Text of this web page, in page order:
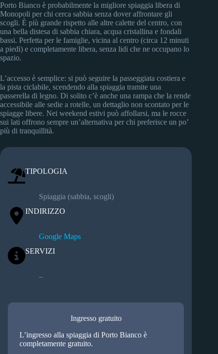
Porto Bianco è probabilmente la migliore spiaggia libera di
Monopoli per chi cerca sabbia senza dover affrontare gli
scogli. È più grande rispetto alle altre calette del centro, con
una bella distesa di sabbia chiara, acqua cristallina e fondali
bassi. Perfetta per le famiglie, vicina al centro (circa 12 minuti
a piedi) e completamente libera, senza lidi che ne occupano lo
spazio.
L’accesso è semplice: si può seguire la passeggiata costiera e
la pista ciclabile, scendendo alla spiaggia tramite una
passerella di legno. Di solito c’è anche una rampa che la rende
accessibile alle sedie a rotelle, un dettaglio non scontato per le
spiagge libere. Nei weekend estivi può affollarsi, ma le rocce
sui lati offrono sempre un’alternativa per chi preferisce un po’
più di tranquillità.
TIPOLOGIA
Spiaggia (sabbia, scogli)
INDIRIZZO
Google Maps
SERVIZI
–
Ingresso gratuito
L’ingresso alla spiaggia di Porto Bianco è
completamente gratuito.